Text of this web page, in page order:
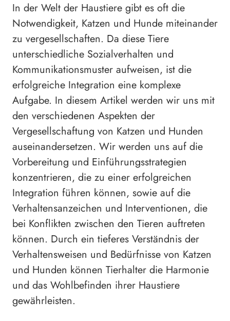
In der Welt der Haustiere gibt es oft die
Notwendigkeit, Katzen und Hunde miteinander
zu vergesellschaften. Da diese Tiere
unterschiedliche Sozialverhalten und
Kommunikationsmuster aufweisen, ist die
erfolgreiche Integration eine komplexe
Aufgabe. In diesem Artikel werden wir uns mit
den verschiedenen Aspekten der
Vergesellschaftung von Katzen und Hunden
auseinandersetzen. Wir werden uns auf die
Vorbereitung und Einführungsstrategien
konzentrieren, die zu einer erfolgreichen
Integration führen können, sowie auf die
Verhaltensanzeichen und Interventionen, die
bei Konflikten zwischen den Tieren auftreten
können. Durch ein tieferes Verständnis der
Verhaltensweisen und Bedürfnisse von Katzen
und Hunden können Tierhalter die Harmonie
und das Wohlbefinden ihrer Haustiere
gewährleisten.